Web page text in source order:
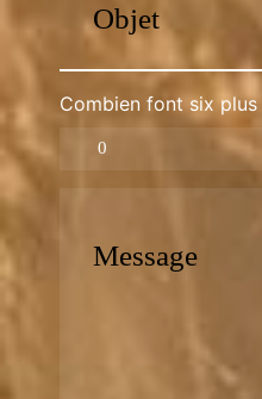
Combien font six